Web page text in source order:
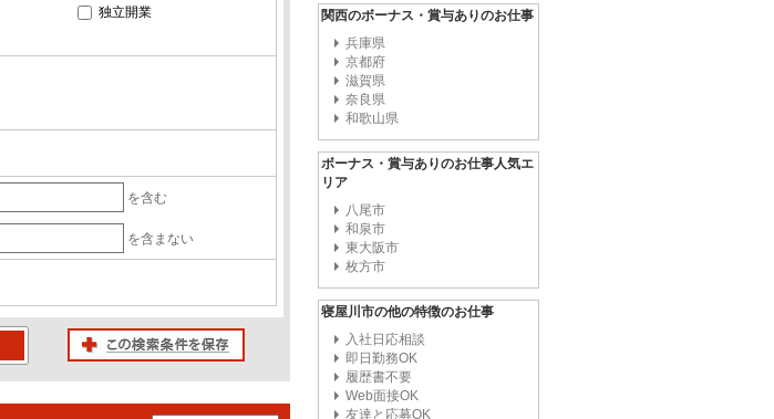
独立開業
を含む
を含まない
関西のボーナス・賞与ありのお仕事
兵庫県
京都府
滋賀県
奈良県
和歌山県
ボーナス・賞与ありのお仕事人気エ
リア
八尾市
和泉市
東大阪市
枚方市
寝屋川市の他の特徴のお仕事
入社日応相談
即日勤務OK
履歴書不要
Web面接OK
友達と応募OK